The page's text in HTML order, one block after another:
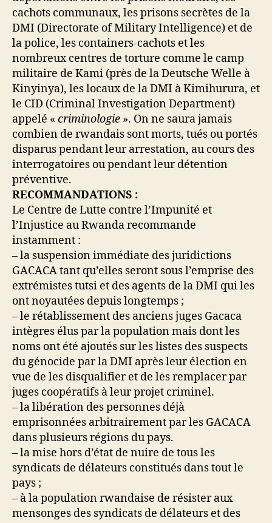
cachots communaux, les prisons secrètes de la
DMI (Directorate of Military Intelligence) et de
la police, les containers-cachots et les
nombreux centres de torture comme le camp
militaire de Kami (près de la Deutsche Welle à
Kinyinya), les locaux de la DMI à Kimihurura, et
le CID (Criminal Investigation Department)
appelé « criminologie ». On ne saura jamais
combien de rwandais sont morts, tués ou portés
disparus pendant leur arrestation, au cours des
interrogatoires ou pendant leur détention
préventive.
RECOMMANDATIONS :
Le Centre de Lutte contre l’Impunité et
l’Injustice au Rwanda recommande
instamment :
– la suspension immédiate des juridictions
GACACA tant qu’elles seront sous l’emprise des
extrémistes tutsi et des agents de la DMI qui les
ont noyautées depuis longtemps ;
– le rétablissement des anciens juges Gacaca
intègres élus par la population mais dont les
noms ont été ajoutés sur les listes des suspects
du génocide par la DMI après leur élection en
vue de les disqualifier et de les remplacer par
juges coopératifs à leur projet criminel.
– la libération des personnes déjà
emprisonnées arbitrairement par les GACACA
dans plusieurs régions du pays.
– la mise hors d’état de nuire de tous les
syndicats de délateurs constitués dans tout le
pays ;
– à la population rwandaise de résister aux
mensonges des syndicats de délateurs et des